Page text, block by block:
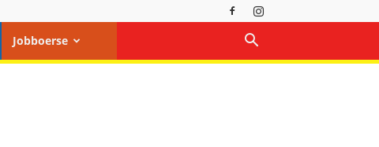
Jobboerse